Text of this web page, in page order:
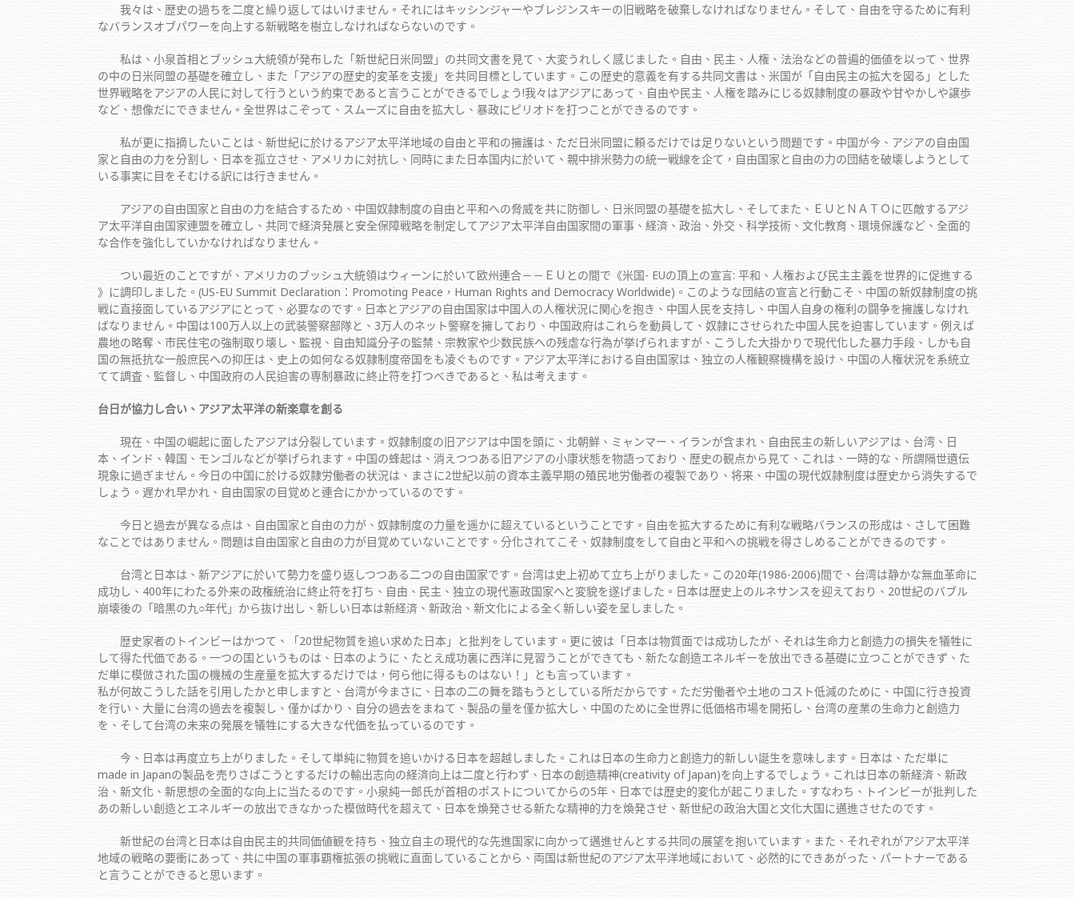
我々は、歴史の過ちを二度と繰り返してはいけません。それにはキッシンジャーやブレジンスキーの旧戦略を破棄しなければなりません。そして、自由を守るために有利
なバランスオブパワーを向上する新戦略を樹立しなければならないのです。
私は、小泉首相とブッシュ大統領が発布した「新世紀日米同盟」の共同文書を見て、大変うれしく感じました。自由、民主、人権、法治などの普遍的価値を以って、世界
の中の日米同盟の基礎を確立し、また「アジアの歴史的変革を支援」を共同目標としています。この歴史的意義を有する共同文書は、米国が「自由民主の拡大を図る」とした
世界戦略をアジアの人民に対して行うという約束であると言うことができるでしょう!我々はアジアにあって、自由や民主、人権を踏みにじる奴隷制度の暴政や甘やかしや譲歩
など、想像だにできません。全世界はこぞって、スムーズに自由を拡大し、暴政にピリオドを打つことができるのです。
私が更に指摘したいことは、新世紀に於けるアジア太平洋地域の自由と平和の擁護は、ただ日米同盟に頼るだけでは足りないという問題です。中国が今、アジアの自由国
家と自由の力を分割し、日本を孤立させ、アメリカに対抗し、同時にまた日本国内に於いて、親中排米勢力の統一戦線を企て，自由国家と自由の力の団結を破壊しようとして
いる事実に目をそむける訳には行きません。
アジアの自由国家と自由の力を結合するため、中国奴隷制度の自由と平和への脅威を共に防御し、日米同盟の基礎を拡大し、そしてまた、ＥＵとＮＡＴＯに匹敵するアジ
ア太平洋自由国家連盟を確立し、共同で経済発展と安全保障戦略を制定してアジア太平洋自由国家間の軍事、経済、政治、外交、科学技術、文化教育、環境保護など、全面的
な合作を強化していかなければなりません。
つい最近のことですが、アメリカのブッシュ大統領はウィーンに於いて欧州連合－－ＥＵとの間で《米国- EUの頂上の宣言: 平和、人権および民主主義を世界的に促進する
》に調印しました。(US-EU Summit Declaration：Promoting Peace，Human Rights and Democracy Worldwide)。このような団結の宣言と行動こそ、中国の新奴隷制度の挑
戦に直接面しているアジアにとって、必要なのです。日本とアジアの自由国家は中国人の人権状況に関心を抱き、中国人民を支持し、中国人自身の権利の闘争を擁護しなけれ
ばなりません。中国は100万人以上の武装警察部隊と、3万人のネット警察を擁しており、中国政府はこれらを動員して、奴隷にさせられた中国人民を迫害しています。例えば
農地の略奪、市民住宅の強制取り壊し、監視、自由知識分子の監禁、宗教家や少数民族への残虐な行為が挙げられますが、こうした大掛かりで現代化した暴力手段、しかも自
国の無抵抗な一般庶民への抑圧は、史上の如何なる奴隷制度帝国をも凌ぐものです。アジア太平洋における自由国家は、独立の人権観察機構を設け、中国の人権状況を系統立
てて調査、監督し、中国政府の人民迫害の専制暴政に終止符を打つべきであると、私は考えます。
台日が協力し合い、アジア太平洋の新楽章を創る
現在、中国の崛起に面したアジアは分裂しています。奴隷制度の旧アジアは中国を頭に、北朝鮮、ミャンマー、イランが含まれ、自由民主の新しいアジアは、台湾、日
本、インド、韓国、モンゴルなどが挙げられます。中国の蜂起は、消えつつある旧アジアの小康状態を物語っており、歴史の観点から見て、これは、一時的な、所謂隔世遺伝
現象に過ぎません。今日の中国に於ける奴隷労働者の状況は、まさに2世紀以前の資本主義早期の殖民地労働者の複製であり、将来、中国の現代奴隷制度は歴史から消失するで
しょう。遅かれ早かれ、自由国家の目覚めと連合にかかっているのです。
今日と過去が異なる点は、自由国家と自由の力が、奴隷制度の力量を遥かに超えているということです。自由を拡大するために有利な戦略バランスの形成は、さして困難
なことではありません。問題は自由国家と自由の力が目覚めていないことです。分化されてこそ、奴隷制度をして自由と平和への挑戦を得さしめることができるのです。
台湾と日本は、新アジアに於いて勢力を盛り返しつつある二つの自由国家です。台湾は史上初めて立ち上がりました。この20年(1986-2006)間で、台湾は静かな無血革命に
成功し、400年にわたる外来の政権統治に終止符を打ち、自由、民主、独立の現代憲政国家へと変貌を遂げました。日本は歴史上のルネサンスを迎えており、20世紀のバブル
崩壊後の「暗黒の九○年代」から抜け出し、新しい日本は新経済、新政治、新文化による全く新しい姿を呈しました。
歴史家者のトインビーはかつて、「20世紀物質を追い求めた日本」と批判をしています。更に彼は「日本は物質面では成功したが、それは生命力と創造力の損失を犠牲に
して得た代価である。一つの国というものは、日本のように、たとえ成功裏に西洋に見習うことができても、新たな創造エネルギーを放出できる基礎に立つことができず、た
だ単に模倣された国の機械の生産量を拡大するだけでは，何ら他に得るものはない！」とも言っています。
私が何故こうした話を引用したかと申しますと、台湾が今まさに、日本の二の舞を踏もうとしている所だからです。ただ労働者や土地のコスト低減のために、中国に行き投資
を行い、大量に台湾の過去を複製し、僅かばかり、自分の過去をまねて、製品の量を僅か拡大し、中国のために全世界に低価格市場を開拓し、台湾の産業の生命力と創造力
を、そして台湾の未来の発展を犠牲にする大きな代価を払っているのです。
今、日本は再度立ち上がりました。そして単純に物質を追いかける日本を超越しました。これは日本の生命力と創造力的新しい誕生を意味します。日本は、ただ単に
made in Japanの製品を売りさばこうとするだけの輸出志向の経済向上は二度と行わず、日本の創造精神(creativity of Japan)を向上するでしょう。これは日本の新経済、新政
治、新文化、新思想の全面的な向上に当たるのです。小泉純一郎氏が首相のポストについてからの5年、日本では歴史的変化が起こりました。すなわち、トインビーが批判した
あの新しい創造とエネルギーの放出できなかった模倣時代を超えて、日本を煥発させる新たな精神的力を煥発させ、新世紀の政治大国と文化大国に邁進させたのです。
新世紀の台湾と日本は自由民主的共同価値観を持ち、独立自主の現代的な先進国家に向かって邁進せんとする共同の展望を抱いています。また、それぞれがアジア太平洋
地域の戦略の要衝にあって、共に中国の軍事覇権拡張の挑戦に直面していることから、両国は新世紀のアジア太平洋地域において、必然的にできあがった、パートナーである
と言うことができると思います。